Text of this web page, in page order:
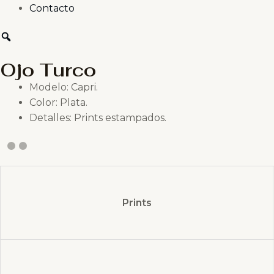
Contacto
Ojo Turco
Modelo: Capri.
Color: Plata.
Detalles: Prints estampados.
Prints